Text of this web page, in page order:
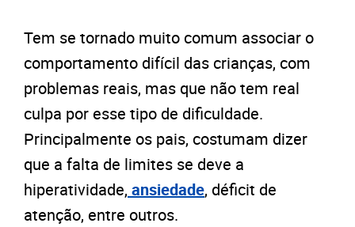
Tem se tornado muito comum associar o
comportamento difícil das crianças, com
problemas reais, mas que não tem real
culpa por esse tipo de dificuldade.
Principalmente os pais, costumam dizer
que a falta de limites se deve a
hiperatividade, ansiedade, déficit de
atenção, entre outros.